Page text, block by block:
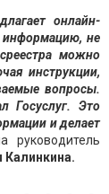
онлайн-
информацию, не
можно
инструкции,
вопросы.
Госуслуг. Это
и делает
руководитель
Калинкина.